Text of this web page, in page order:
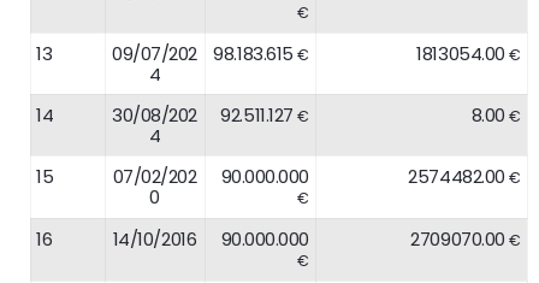
€
13
09/07/202
4
98.183.615€ 1813054.00€
14
30/08/202
4
92.511.127€ 8.00€
15
07/02/202
0
90.000.000
€
2574482.00€
16 14/10/2016 90.000.000
€
2709070.00€